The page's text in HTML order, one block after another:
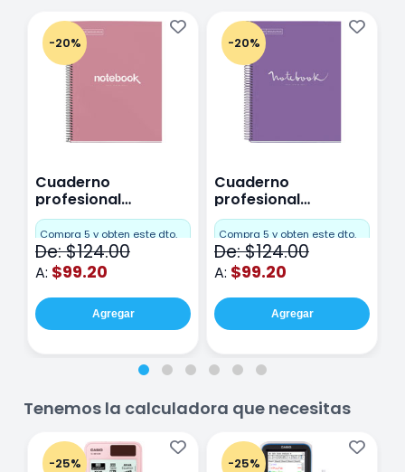
-20%
Cuaderno
profesional
Miquelrius Emotions
Cuadro Chico 80
hojas Rosa
Compra 5 y obten este dto.
De: $124.00
A: $99.20
Agregar
-20%
Cuaderno
profesional
Miquelrius Emotions
raya 80 hojas
Purpura
Compra 5 y obten este dto.
De: $124.00
A: $99.20
Agregar
Tenemos la calculadora que necesitas
-25% -25%